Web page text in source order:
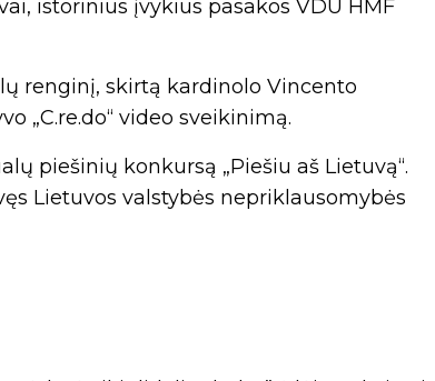
istorinius įvykius pasakos VDU HMF
renginį, skirtą kardinolo Vincento
„C.re.do“ video sveikinimą.
piešinių konkursą „Piešiu aš Lietuvą“.
Lietuvos valstybės nepriklausomybės